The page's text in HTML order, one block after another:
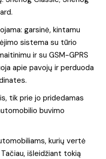
garsinė, kintamu
sistema su tūrio
ir su GSM-GPRS
apie pavojų ir perduoda
tik prie jo pridedamas
buvimo
kurių vertė
išleidžiant tokią